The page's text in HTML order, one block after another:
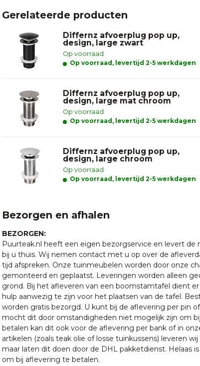
Gerelateerde producten
Differnz afvoerplug pop up,
design, large zwart
Op voorraad
Op voorraad, levertijd 2-5 werkdagen
Differnz afvoerplug pop up,
design, large mat chroom
Op voorraad
Op voorraad, levertijd 2-5 werkdagen
Differnz afvoerplug pop up,
design, large chroom
Op voorraad
Op voorraad, levertijd 2-5 werkdagen
Bezorgen en afhalen
BEZORGEN:
Puurteak.nl heeft een eigen bezorgservice en levert de
bij u thuis. Wij nemen contact met u op over de
tijd afspreken. Onze tuinmeubelen worden door onze
gemonteerd en geplaatst. Leveringen worden alleen
grond. Bij het afleveren van een boomstamtafel dient
hulp aanwezig te zijn voor het plaatsen van de tafel.
worden gratis bezorgd. U kunt bij de aflevering per pin
mocht dit door omstandigheden niet mogelijk zijn om
betalen kan dit ook voor de aflevering per bank of in
artikelen (zoals teak olie of losse tuinkussens) leveren
maar laten dit doen door de DHL pakketdienst. Helaas
om bij aflevering te betalen.